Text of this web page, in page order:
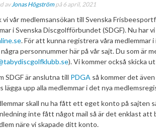
avJonas Högströmpå 6 april, 2021
vi vår medlemsansökan till Svenska
i Svenska Discgolfförbundet (SDGF). Nu har
. För att kunna registrera våra
personnummer här på vår sajt. Du som är
). Vi kommer också skicka
SDGF är anslutna till PDGA så kommer det
lägga upp alla medlemmar i det nya
skall nu ha fått ett eget konto på sajten
inte fått något mail så är det enklast
näre vi skapade ditt konto.